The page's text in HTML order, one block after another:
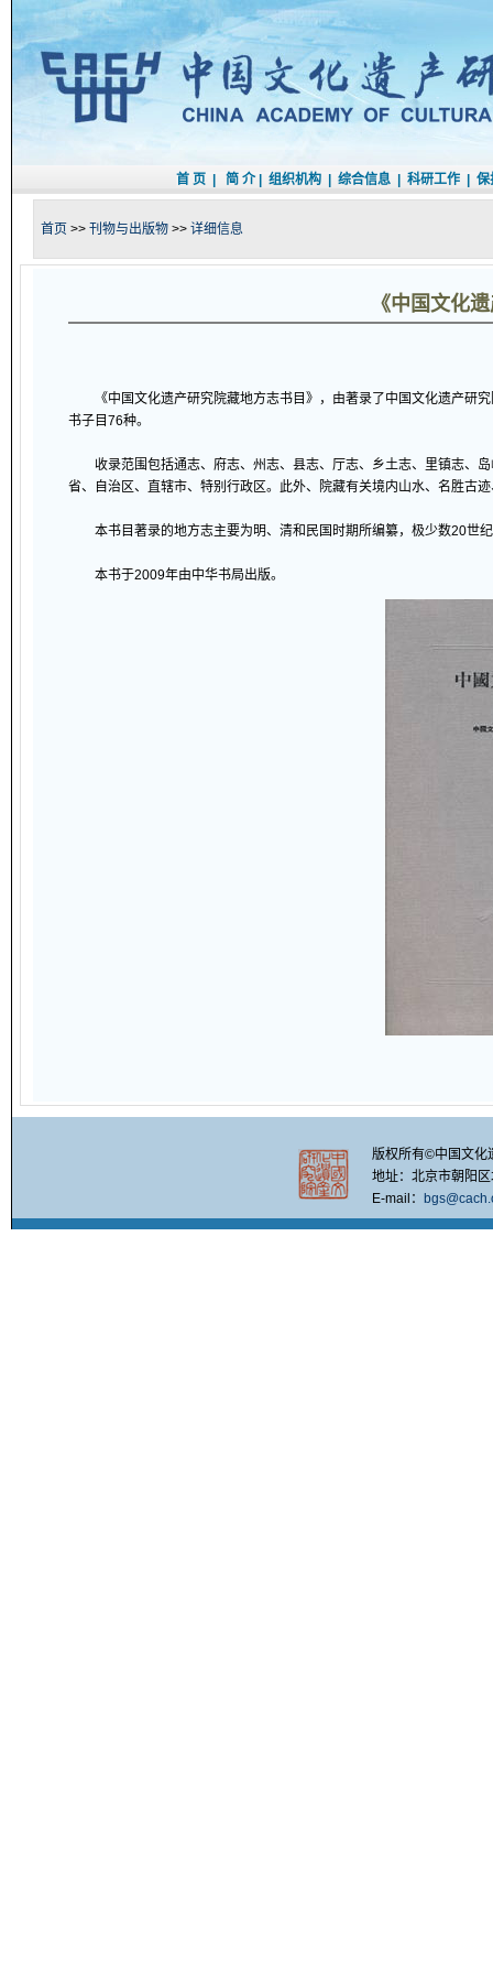
首 页 简 介| 组织机构 综合信息 科研工作 保
首页 >> 刊物与出版物 >> 详细信息
《中国文化
《中国文化遗产研究院藏地方志书目》，由著录了中国文化遗产研
书子目76种。
收录范围包括通志、府志、州志、县志、厅志、乡土志、里镇志、岛
省、自治区、直辖市、特别行政区。此外、院藏有关境内山水、名胜古
本书目著录的地方志主要为明、清和民国时期所编纂，极少数20世
本书于2009年由中华书局出版。
版权所有©中国文化
地址：北京市朝阳
E-mail：